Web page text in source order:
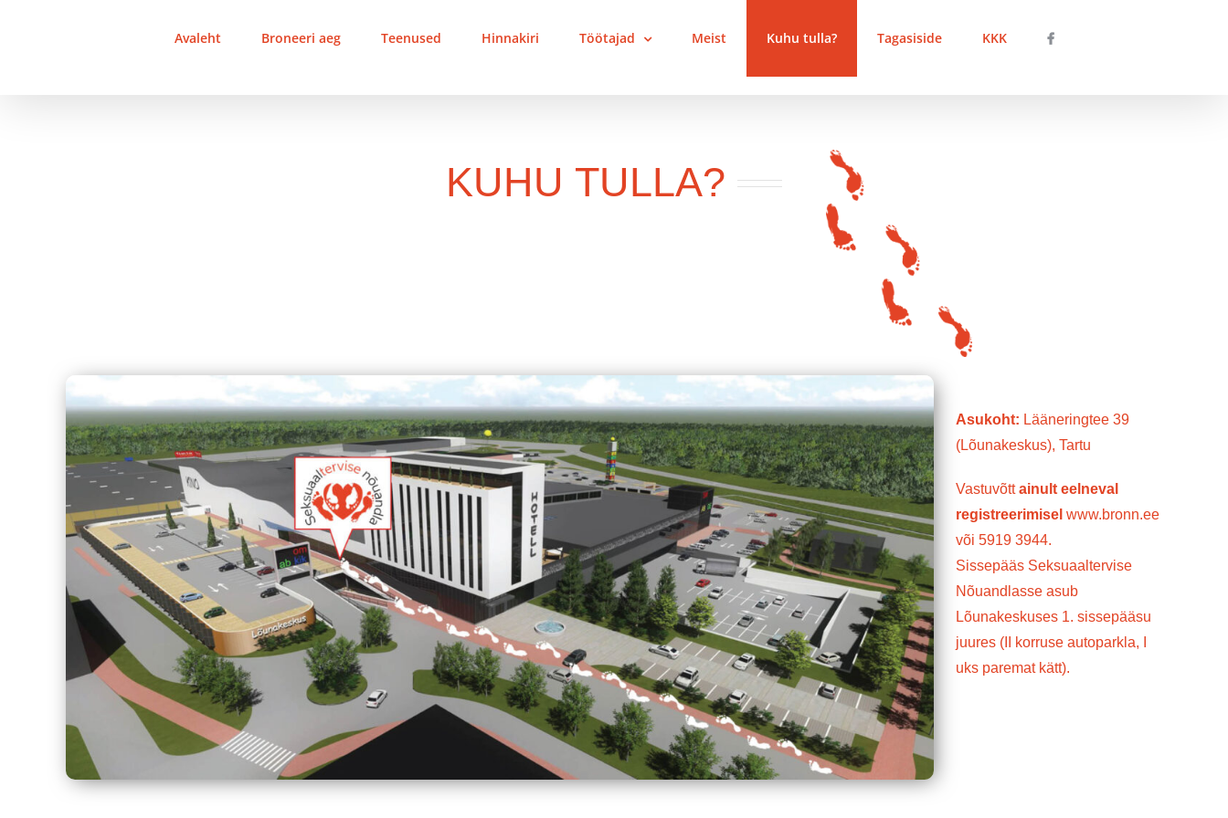
Avaleht Broneeri aeg Teenused Hinnakiri Töötajad Meist Kuhu tulla? Tagasiside KKK
KUHU TULLA?
Asukoht: Lääneringtee 39
(Lõunakeskus), Tartu
Vastuvõttainult eelneval
registreerimisel www.bronn.ee
või5919 3944.
Sissepääs Seksuaaltervise
Nõuandlasse asub
Lõunakeskuses 1. sissepääsu
juures (II korruse autoparkla, I
uks paremat kätt).